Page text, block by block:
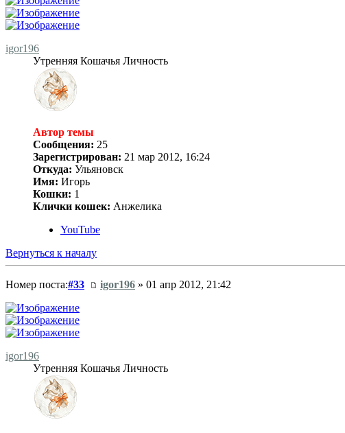
igor196
Утренняя Кошачья Личность
Автор темы
Сообщения: 25
Зарегистрирован: 21 мар 2012, 16:24
Откуда: Ульяновск
Имя: Игорь
Кошки: 1
Клички кошек: Анжелика
YouTube
Вернуться к началу
Номер поста:#33 igor196 » 01 апр 2012, 21:42
igor196
Утренняя Кошачья Личность